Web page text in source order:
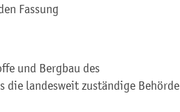
Fassung
und Bergbau des
die landesweit zuständige Behörde